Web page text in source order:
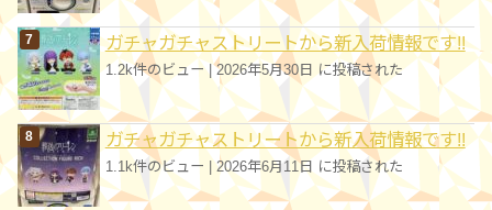
ガチャガチャストリートから新入荷情報です!!
1.2k件のビュー|2026年5月30日 に投稿された
ガチャガチャストリートから新入荷情報です!!
1.1k件のビュー |2026年6月11日 に投稿された